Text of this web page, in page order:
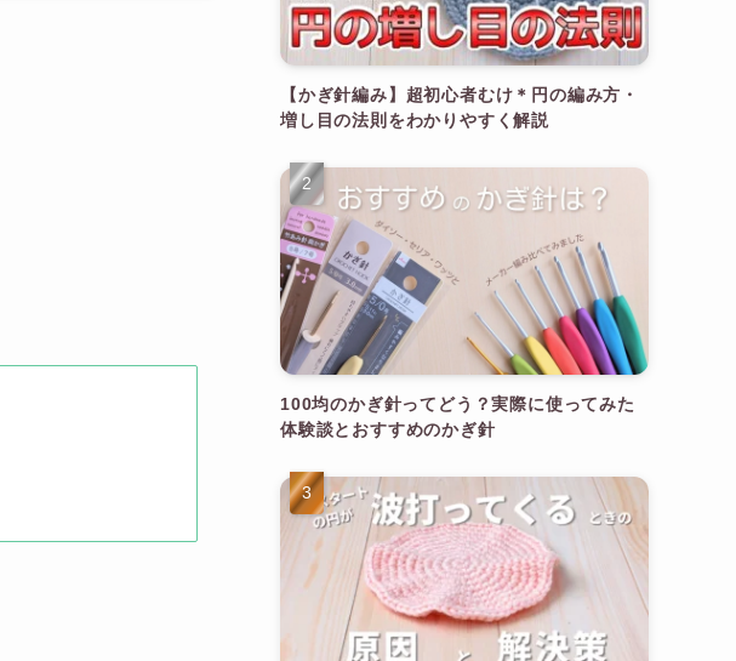
【かぎ針編み】超初心者むけ＊円の編み方・
増し目の法則をわかりやすく解説
100均のかぎ針ってどう？実際に使ってみた
体験談とおすすめのかぎ針